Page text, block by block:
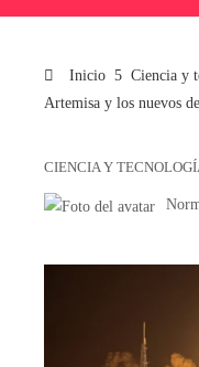
Inicio
Ciencia y
Artemisa y los nuevos
CIENCIA Y